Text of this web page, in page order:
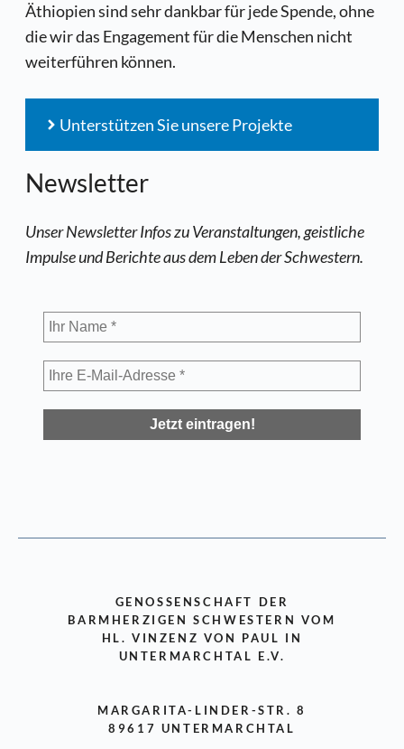
Äthiopien sind sehr dankbar für jede Spende, ohne
die wir das Engagement für die Menschen nicht
weiterführen können.
Unterstützen Sie unsere Projekte
Newsletter
Unser Newsletter Infos zu Veranstaltungen, geistliche
Impulse und Berichte aus dem Leben der Schwestern.
GENOSSENSCHAFT DER
BARMHERZIGEN SCHWESTERN VOM
HL. VINZENZ VON PAUL IN
UNTERMARCHTAL E.V.
MARGARITA-LINDER-STR. 8
89617 UNTERMARCHTAL